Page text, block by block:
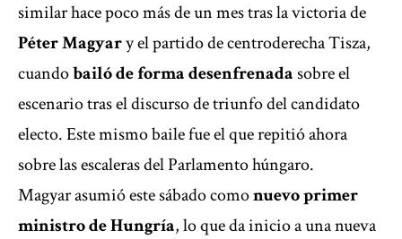
similar hace poco más de un mes tras la victoria de
Péter Magyary el partido de centroderecha Tisza,
cuandobailó de forma desenfrenadasobre el
escenario tras el discurso de triunfo del candidato
electo. Este mismo baile fue el que repitió ahora
sobre las escaleras del Parlamento húngaro.
Magyar asumió este sábado comonuevo primer
ministro de Hungría, lo que da inicio a una nueva